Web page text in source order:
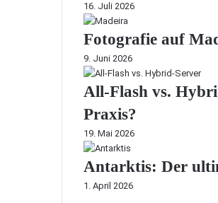
16. Juli 2026
Fotografie auf
9. Juni 2026
All-Flash vs.
Praxis?
19. Mai 2026
Antarktis: Der
1. April 2026